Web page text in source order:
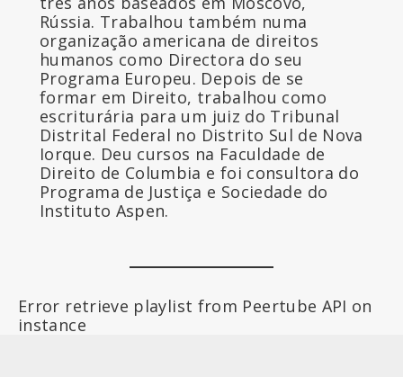
Rússia. Trabalhou também numa
organização americana de direitos
humanos como Directora do seu
Programa Europeu. Depois de se
formar em Direito, trabalhou como
escriturária para um juiz do Tribunal
Distrital Federal no Distrito Sul de Nova
Iorque. Deu cursos na Faculdade de
Direito de Columbia e foi consultora do
Programa de Justiça e Sociedade do
Instituto Aspen.
Error retrieve playlist from Peertube API on
instance